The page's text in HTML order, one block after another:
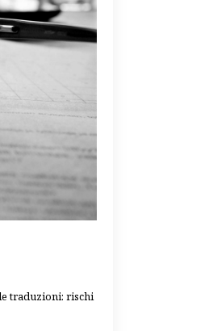
traduzioni: rischi